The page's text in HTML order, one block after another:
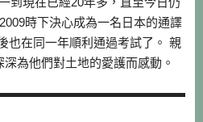
時下決心成為一名日本的通譯
也在同一年順利通過考試了。 親
為他們對土地的愛護而感動。